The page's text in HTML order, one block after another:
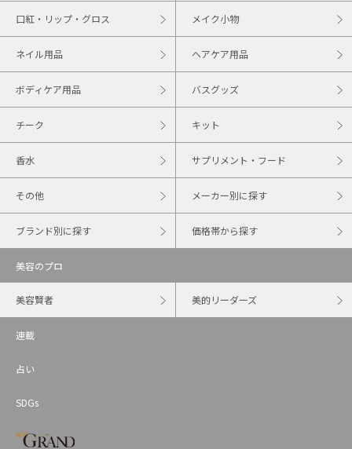
口紅・リップ・グロス メイク小物
ネイル用品 ヘアケア用品
ボディケア用品 バスグッズ
チーク キット
香水 サプリメント・フード
その他 メーカー別に探す
ブランド別に探す 価格帯から探す
美容のプロ
美容賢者 美的リーダーズ
連載
占い
SDGs